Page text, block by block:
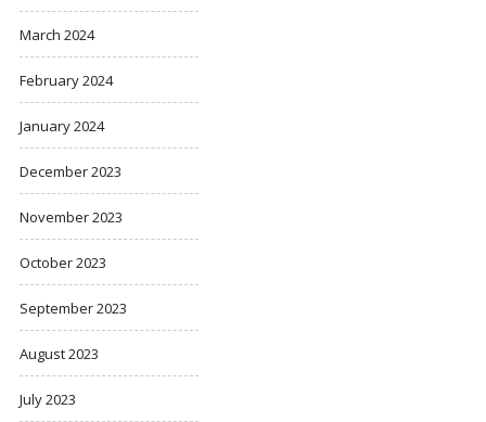
March 2024
February 2024
January 2024
December 2023
November 2023
October 2023
September 2023
August 2023
July 2023